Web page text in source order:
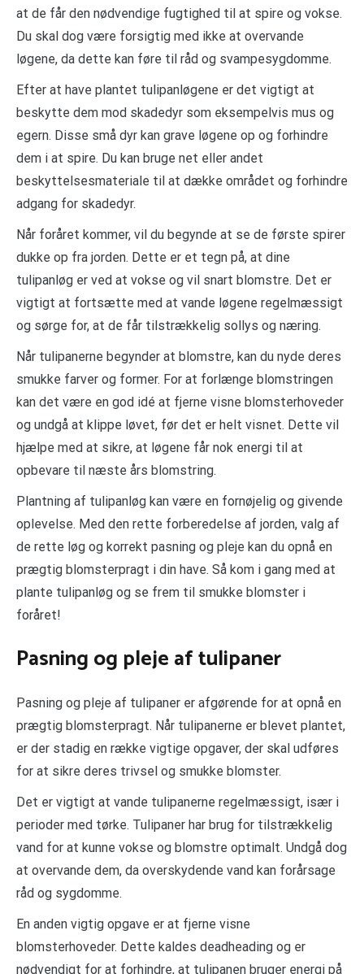
at de får den nødvendige fugtighed til at spire og vokse.
Du skal dog være forsigtig med ikke at overvande
løgene, da dette kan føre til råd og svampesygdomme.
Efter at have plantet tulipanløgene er det vigtigt at
beskytte dem mod skadedyr som eksempelvis mus og
egern. Disse små dyr kan grave løgene op og forhindre
dem i at spire. Du kan bruge net eller andet
beskyttelsesmateriale til at dække området og forhindre
adgang for skadedyr.
Når foråret kommer, vil du begynde at se de første spirer
dukke op fra jorden. Dette er et tegn på, at dine
tulipanløg er ved at vokse og vil snart blomstre. Det er
vigtigt at fortsætte med at vande løgene regelmæssigt
og sørge for, at de får tilstrækkelig sollys og næring.
Når tulipanerne begynder at blomstre, kan du nyde deres
smukke farver og former. For at forlænge blomstringen
kan det være en god idé at fjerne visne blomsterhoveder
og undgå at klippe løvet, før det er helt visnet. Dette vil
hjælpe med at sikre, at løgene får nok energi til at
opbevare til næste års blomstring.
Plantning af tulipanløg kan være en fornøjelig og givende
oplevelse. Med den rette forberedelse af jorden, valg af
de rette løg og korrekt pasning og pleje kan du opnå en
prægtig blomsterpragt i din have. Så kom i gang med at
plante tulipanløg og se frem til smukke blomster i
foråret!
Pasning og pleje af tulipaner
Pasning og pleje af tulipaner er afgørende for at opnå en
prægtig blomsterpragt. Når tulipanerne er blevet plantet,
er der stadig en række vigtige opgaver, der skal udføres
for at sikre deres trivsel og smukke blomster.
Det er vigtigt at vande tulipanerne regelmæssigt, især i
perioder med tørke. Tulipaner har brug for tilstrækkelig
vand for at kunne vokse og blomstre optimalt. Undgå dog
at overvande dem, da overskydende vand kan forårsage
råd og sygdomme.
En anden vigtig opgave er at fjerne visne
blomsterhoveder. Dette kaldes deadheading og er
nødvendigt for at forhindre, at tulipanen bruger energi på